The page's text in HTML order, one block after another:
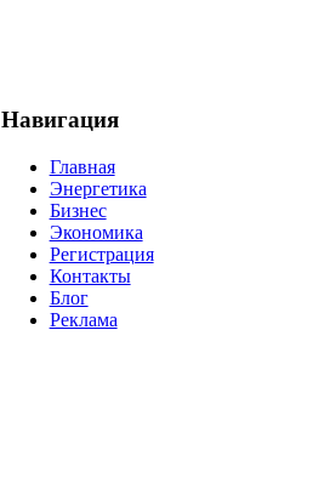
Навигация
Главная
Энергетика
Бизнес
Экономика
Регистрация
Контакты
Блог
Реклама